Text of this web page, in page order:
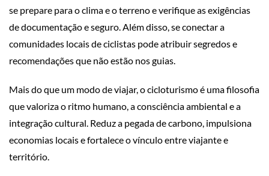
se prepare para o clima e o terreno e verifique as exigências
de documentação e seguro. Além disso, se conectar a
comunidades locais de ciclistas pode atribuir segredos e
recomendações que não estão nos guias.
Mais do que um modo de viajar, o cicloturismo é uma filosofia
que valoriza o ritmo humano, a consciência ambiental e a
integração cultural. Reduz a pegada de carbono, impulsiona
economias locais e fortalece o vínculo entre viajante e
território.